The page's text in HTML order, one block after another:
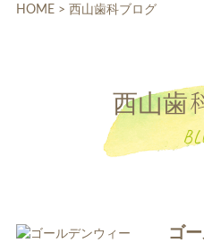
HOME > 西山歯科ブログ
西山歯
ゴ